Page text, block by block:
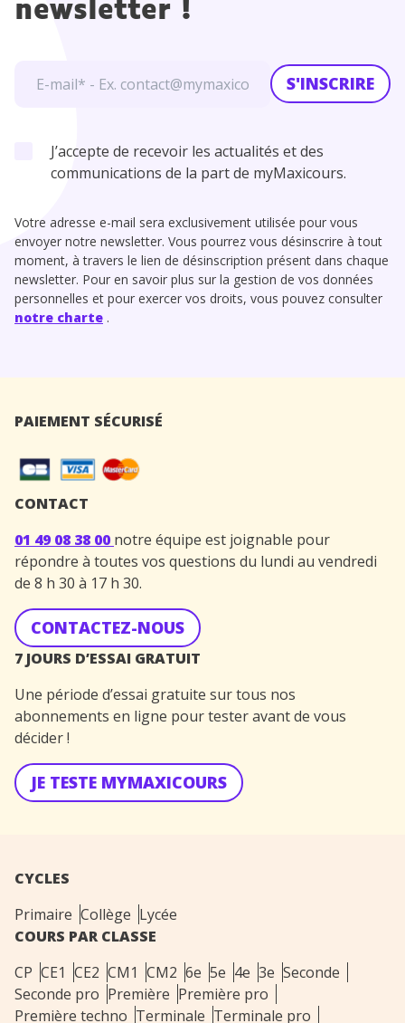
newsletter !
S'INSCRIRE
J’accepte de recevoir les actualités et des
communications de la part de myMaxicours.
Votre adresse e-mail sera exclusivement utilisée pour vous
envoyer notre newsletter. Vous pourrez vous désinscrire à tout
moment, à travers le lien de désinscription présent dans chaque
newsletter. Pour en savoir plus sur la gestion de vos données
personnelles et pour exercer vos droits, vous pouvez consulter
notre charte .
PAIEMENT SÉCURISÉ
CONTACT
01 49 08 38 00 notre équipe est joignable pour
répondre à toutes vos questions du lundi au vendredi
de 8 h 30 à 17 h 30.
CONTACTEZ-NOUS
7 JOURS D’ESSAI GRATUIT
Une période d’essai gratuite sur tous nos
abonnements en ligne pour tester avant de vous
décider !
JE TESTE MYMAXICOURS
CYCLES
Primaire Collège Lycée
COURS PAR CLASSE
CP CE1 CE2 CM1 CM2 6e 5e 4e 3e Seconde
Seconde pro Première Première pro
Première techno Terminale Terminale pro